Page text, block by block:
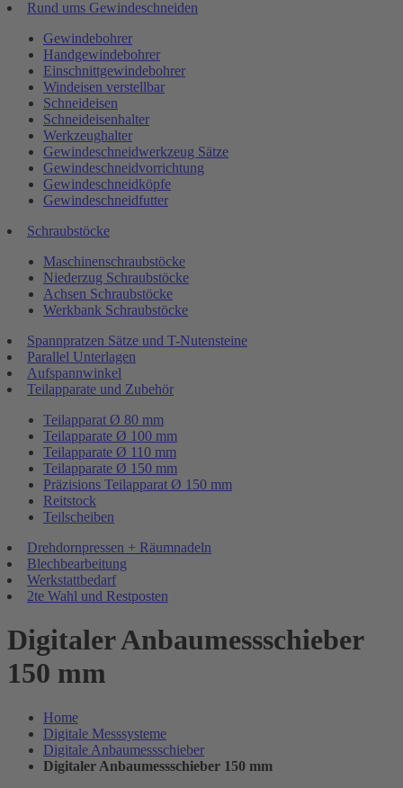
Rund ums Gewindeschneiden
Gewindebohrer
Handgewindebohrer
Einschnittgewindebohrer
Windeisen verstellbar
Schneideisen
Schneideisenhalter
Werkzeughalter
Gewindeschneidwerkzeug Sätze
Gewindeschneidvorrichtung
Gewindeschneidköpfe
Gewindeschneidfutter
Schraubstöcke
Maschinenschraubstöcke
Niederzug Schraubstöcke
Achsen Schraubstöcke
Werkbank Schraubstöcke
Spannpratzen Sätze und T-Nutensteine
Parallel Unterlagen
Aufspannwinkel
Teilapparate und Zubehör
Teilapparat Ø 80 mm
Teilapparate Ø 100 mm
Teilapparate Ø 110 mm
Teilapparate Ø 150 mm
Präzisions Teilapparat Ø 150 mm
Reitstock
Teilscheiben
Drehdornpressen + Räumnadeln
Blechbearbeitung
Werkstattbedarf
2te Wahl und Restposten
Digitaler Anbaumessschieber
150 mm
Home
Digitale Messsysteme
Digitale Anbaumessschieber
Digitaler Anbaumessschieber 150 mm